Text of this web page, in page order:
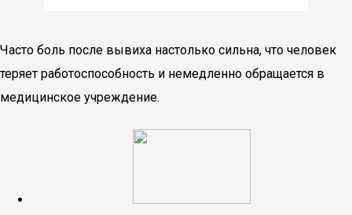
Часто боль после вывиха настолько сильна, что человек
теряет работоспособность и немедленно обращается в
медицинское учреждение.